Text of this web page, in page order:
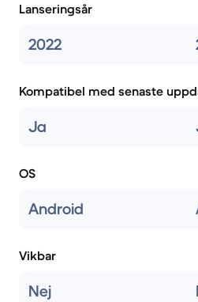
Lanseringsår
2022
Kompatibel med senaste
Ja
OS
Android
Vikbar
Nej